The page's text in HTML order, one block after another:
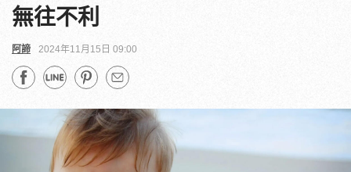
無往不利
阿諦 2024年11月15日 09:00